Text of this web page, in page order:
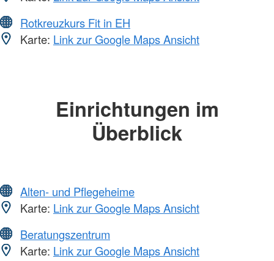
Rotkreuzkurs Fit in EH
Karte: Link zur Google Maps Ansicht
Einrichtungen im
Überblick
Alten- und Pflegeheime
Karte: Link zur Google Maps Ansicht
Beratungszentrum
Karte: Link zur Google Maps Ansicht